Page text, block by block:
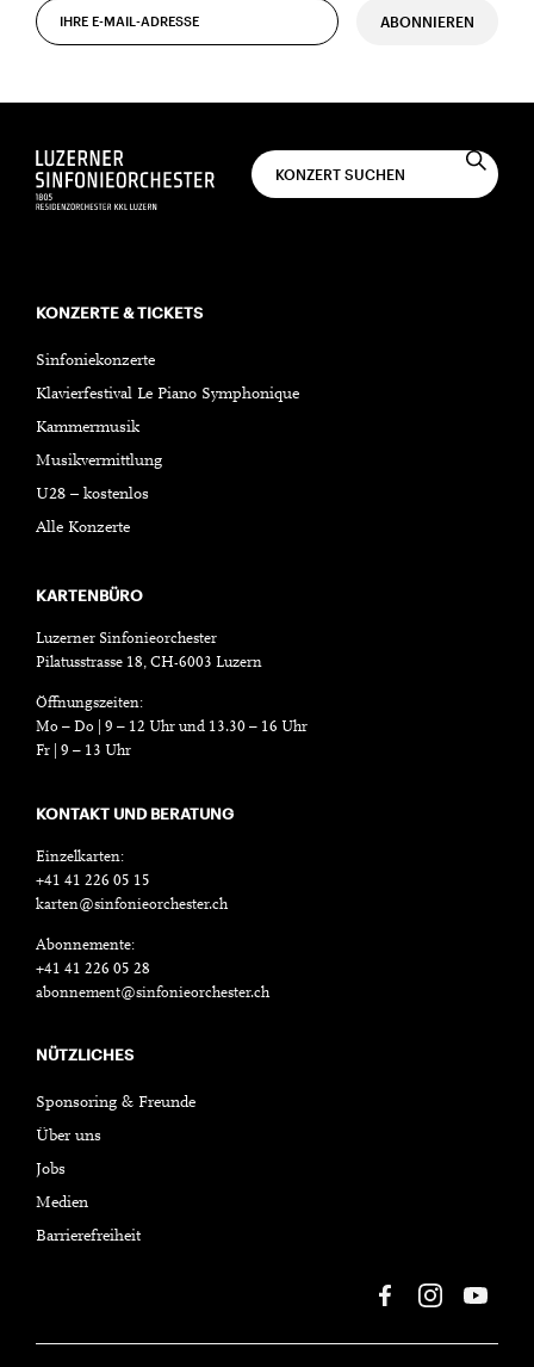
ABONNIEREN
KONZERTE & TICKETS
Sinfoniekonzerte
Klavierfestival Le Piano Symphonique
Kammermusik
Musikvermittlung
U28 – kostenlos
Alle Konzerte
KARTENBÜRO
Luzerner Sinfonieorchester
Pilatusstrasse 18, CH-6003 Luzern
Öffnungszeiten:
Mo – Do | 9 – 12 Uhr und 13.30 – 16 Uhr
Fr | 9 – 13 Uhr
KONTAKT UND BERATUNG
Einzelkarten:
+41 41 226 05 15
karten@sinfonieorchester.ch
Abonnemente:
+41 41 226 05 28
abonnement@sinfonieorchester.ch
NÜTZLICHES
Sponsoring & Freunde
Über uns
Jobs
Medien
Barrierefreiheit